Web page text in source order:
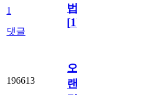
1
댓글
법
[1]
196613
오
랜